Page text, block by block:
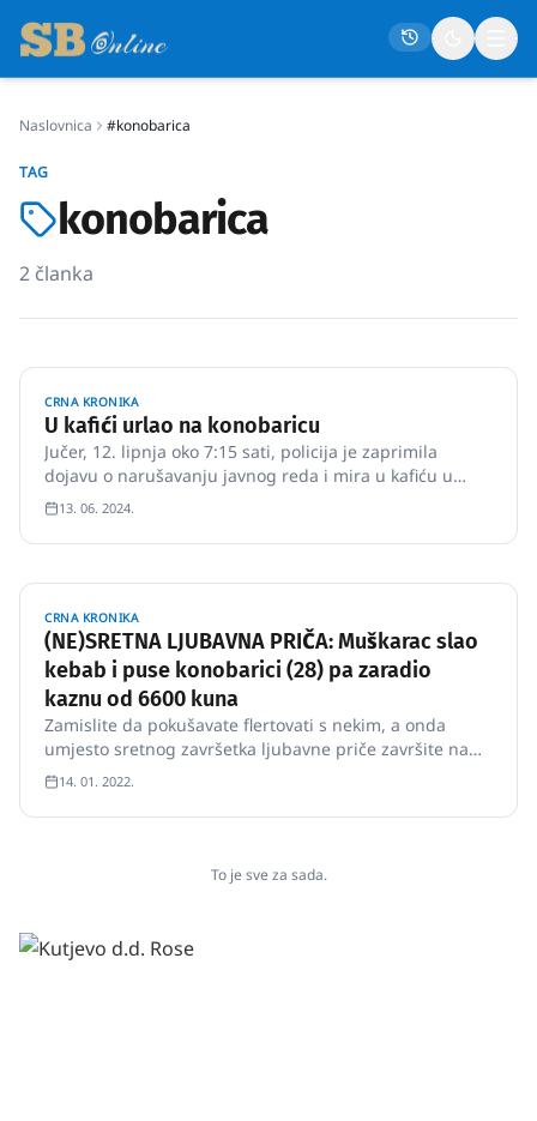
Društvo
Politika
Gospodarstvo
Crna kronika
Sport
Kultura
Osmrtnice
Naslovnica #konobarica
TAG
konobarica
2 članka
CRNA KRONIKA
U kafići urlao na konobaricu
Jučer, 12. lipnja oko 7:15 sati, policija je zaprimila
dojavu o narušavanju javnog reda i mira u kafiću u
Slavonskom Brodu. Dolaskom policijskih službenika
utvrđeno je kako je 49-godišnjak (gost u kafiću),
nezadovoljan uslugom vikao i galamio na 50-godišnju
13. 06. 2024.
CRNA KRONIKA
(NE)SRETNA LJUBAVNA PRIČA: Muškarac slao
kebab i puse konobarici (28) pa zaradio
kaznu od 6600 kuna
Zamislite da pokušavate flertovati s nekim, a onda
umjesto sretnog završetka ljubavne priče završite na
sudu.
14. 01. 2022.
To je sve za sada.